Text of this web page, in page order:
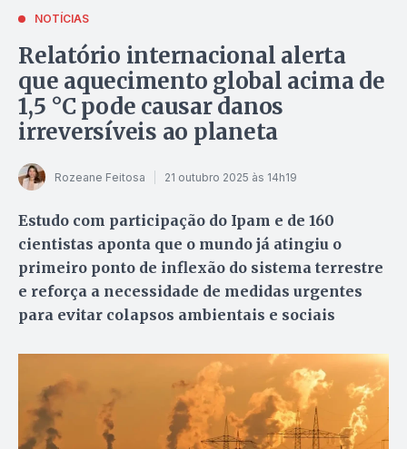
NOTÍCIAS
Relatório internacional alerta
que aquecimento global acima de
1,5 °C pode causar danos
irreversíveis ao planeta
Rozeane Feitosa 21 outubro 2025 às 14h19
Estudo com participação do Ipam e de 160
cientistas aponta que o mundo já atingiu o
primeiro ponto de inflexão do sistema terrestre
e reforça a necessidade de medidas urgentes
para evitar colapsos ambientais e sociais